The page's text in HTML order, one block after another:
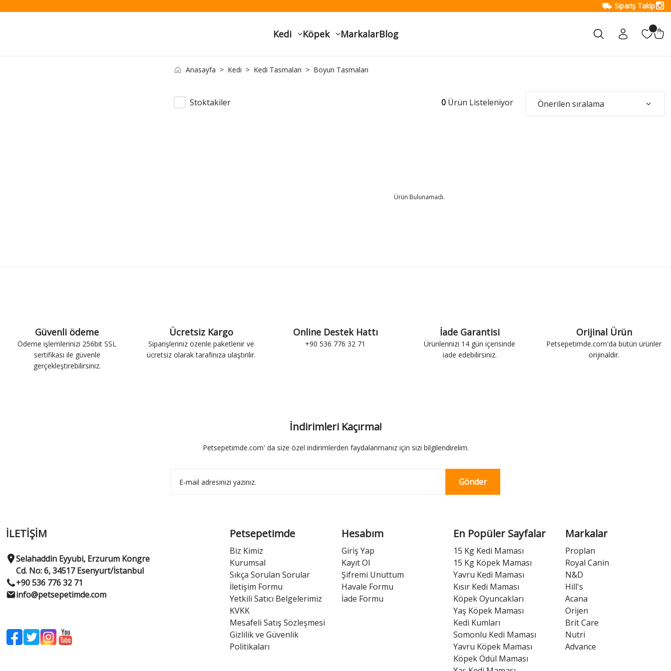
Sipariş Takip
Kedi Köpek MarkalarBlog
Anasayfa Kedi Kedi Tasmaları Boyun Tasmaları
Stoktakiler 0 Ürün Listeleniyor
Ürün Bulunamadı.
Güvenli ödeme
Ödeme işlemlerinizi 256bit SSL
sertifikası ile güvenle
gerçekleştirebilirsiniz.
Ücretsiz Kargo
Siparişleriniz özenle paketlenir ve
ücretsiz olarak tarafınıza ulaştırılır.
Online Destek Hattı
+90 536 776 32 71
İade Garantisi
Ürünlerinizi 14 gün içerisinde
iade edebilirsiniz.
Orijinal Ürün
Petsepetimde.com'da bütün ürünler
orijinaldir.
İndirimleri Kaçırma!
Petsepetimde.com' da size özel indirimlerden faydalanmanız için sizi bilgilendirelim.
Gönder
İLETİŞİM
Selahaddin Eyyubi, Erzurum Kongre
Cd. No: 6, 34517 Esenyurt/İstanbul
+90 536 776 32 71
info@petsepetimde.com
Petsepetimde
Biz Kimiz
Kurumsal
Sıkça Sorulan Sorular
İletişim Formu
Yetkili Satıcı Belgelerimiz
KVKK
Mesafeli Satış Sözleşmesi
Gizlilik ve Güvenlik
Politikaları
Hesabım
Giriş Yap
Kayıt Ol
Şifremi Unuttum
Havale Formu
İade Formu
En Popüler Sayfalar
15 Kg Kedi Maması
15 Kg Köpek Maması
Yavru Kedi Maması
Kısır Kedi Maması
Köpek Oyuncakları
Yaş Köpek Maması
Kedi Kumları
Somonlu Kedi Maması
Yavru Köpek Maması
Köpek Ödül Maması
Markalar
Proplan
Royal Canin
N&D
Hill's
Acana
Orijen
Brit Care
Nutri
Advance